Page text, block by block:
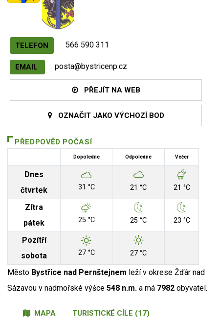
TELEFON 566 590 311
EMAIL posta@bystricenp.cz
PŘEJÍT NA WEB
OZNAČIT JAKO VÝCHOZÍ BOD
PŘEDPOVĚD POČASÍ
Dopoledne Odpoledne Večer
Dnes
čtvrtek
31 °C 21 °C 21 °C
Zítra
pátek
25 °C 25 °C 23 °C
Pozítří
sobota
27 °C 27 °C
Město Bystřice nad Pernštejnem leží v okrese Žďár nad
Sázavou v nadmořské výšce 548 n.m. a má 7982 obyvatel.
MAPA TURISTICKÉ CÍLE (17)